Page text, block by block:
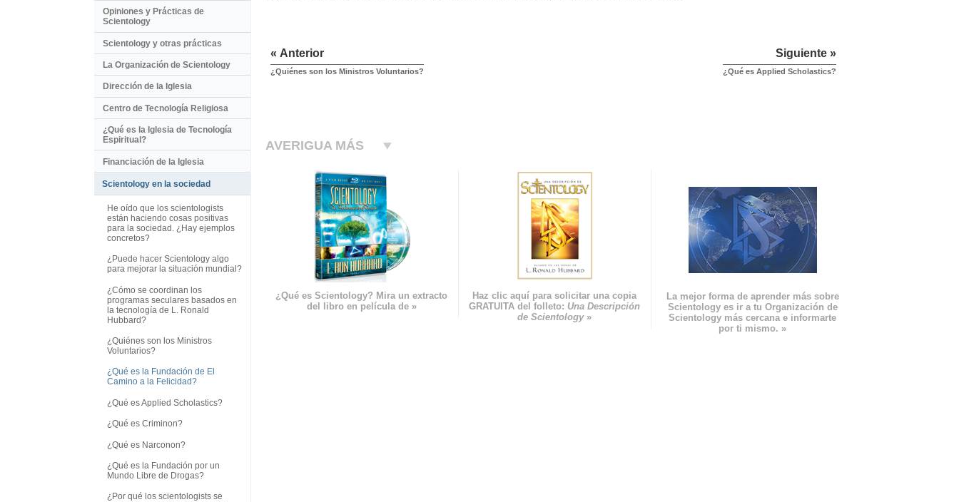
« Anterior
¿Quiénes son los Ministros Voluntarios?
Siguiente »
¿Qué es Applied Scholastics?
AVERIGUA MÁS
¿Qué es Scientology? Mira un extracto
del libro en película de »
Haz clic aquí para solicitar una copia
GRATUITA del folleto: Una Descripción
de Scientology»
La mejor forma de aprender más sobre
Scientology es ir a tu Organización de
Scientology más cercana e informarte
por ti mismo. »
Opiniones y Prácticas de
Scientology
Scientology y otras prácticas
La Organización de Scientology
Dirección de la Iglesia
Centro de Tecnología Religiosa
¿Qué es la Iglesia de Tecnología
Espiritual?
Financiación de la Iglesia
Scientology en la sociedad
He oído que los scientologists
están haciendo cosas positivas
para la sociedad. ¿Hay ejemplos
concretos?
¿Puede hacer Scientology algo
para mejorar la situación mundial?
¿Cómo se coordinan los
programas seculares basados en
la tecnología de L. Ronald
Hubbard?
¿Quiénes son los Ministros
Voluntarios?
¿Qué es la Fundación de El
Camino a la Felicidad?
¿Qué es Applied Scholastics?
¿Qué es Criminon?
¿Qué es Narconon?
¿Qué es la Fundación por un
Mundo Libre de Drogas?
¿Por qué los scientologists se